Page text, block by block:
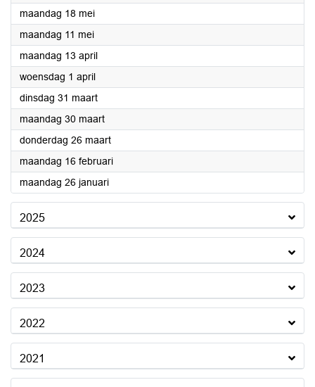
maandag 18 mei2026
maandag 11 mei2026
maandag 13 april2026
woensdag 1 april2026
dinsdag 31 maart2026
maandag 30 maart2026
donderdag 26 maart2026
maandag 16 februari2026
maandag 26 januari2026
2025
2024
2023
2022
2021